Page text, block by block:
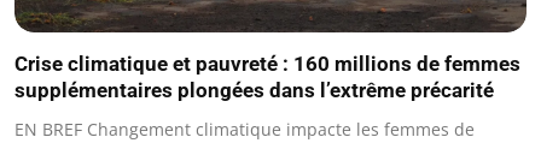
Crise climatique et pauvreté : 160 millions de femmes
supplémentaires plongées dans l’extrême précarité
EN BREF Changement climatique impacte les femmes de